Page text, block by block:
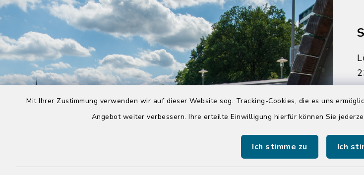
Mit Ihrer Zustimmung verwenden wir auf dieser Website sog. Tracking-Cookies, die es uns
Angebot weiter verbessern. Ihre erteilte Einwilligung hierfür können Sie
Ich stimme zu Ich